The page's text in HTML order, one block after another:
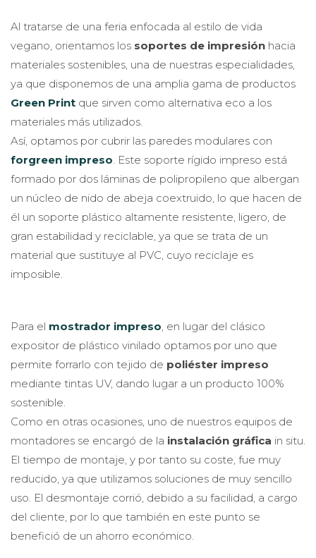
Al tratarse de una feria enfocada al estilo de vida
vegano, orientamos los soportes de impresión hacia
materiales sostenibles, una de nuestras especialidades,
ya que disponemos de una amplia gama de productos
Green Print que sirven como alternativa eco a los
materiales más utilizados.
Así, optamos por cubrir las paredes modulares con
forgreen impreso . Este soporte rígido impreso está
formado por dos láminas de polipropileno que albergan
un núcleo de nido de abeja coextruido, lo que hacen de
él un soporte plástico altamente resistente, ligero, de
gran estabilidad y reciclable, ya que se trata de un
material que sustituye al PVC, cuyo reciclaje es
imposible.
Para el mostrador impreso , en lugar del clásico
expositor de plástico vinilado optamos por uno que
permite forrarlo con tejido de poliéster impreso
mediante tintas UV, dando lugar a un producto 100%
sostenible.
Como en otras ocasiones, uno de nuestros equipos de
montadores se encargó de la instalación gráfica in situ.
El tiempo de montaje, y por tanto su coste, fue muy
reducido, ya que utilizamos soluciones de muy sencillo
uso. El desmontaje corrió, debido a su facilidad, a cargo
del cliente, por lo que también en este punto se
benefició de un ahorro económico.